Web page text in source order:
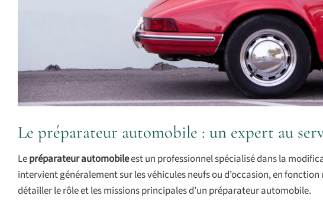
Le préparateur automobile : un expert au
Lepréparateur automobileest un professionnel spécialisé dans la
intervient généralement sur les véhicules neufs ou d’occasion, en
détailler le rôle et les missions principales d’un préparateur automobile.